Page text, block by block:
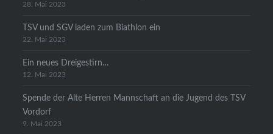
28. Mai 2023
TSV und SGV laden zum Biathlon ein
22. Mai 2023
Ein neues Dreigestirn…
12. Mai 2023
Spende der Alte Herren Mannschaft an die Jugend des TSV
Vordorf
9. Mai 2023